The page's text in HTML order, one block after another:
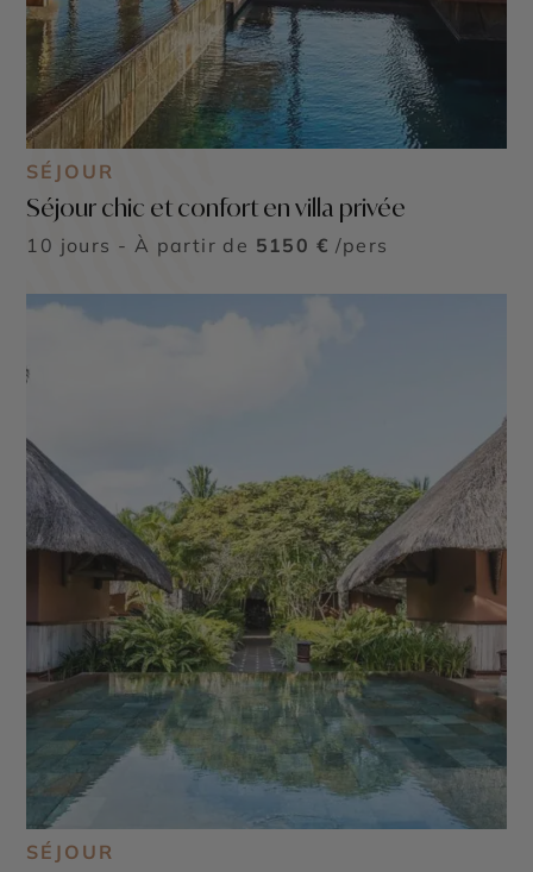
SÉJOUR
Séjour chic et confort en villa privée
10 jours - À partir de 5150 € /pers
SÉJOUR